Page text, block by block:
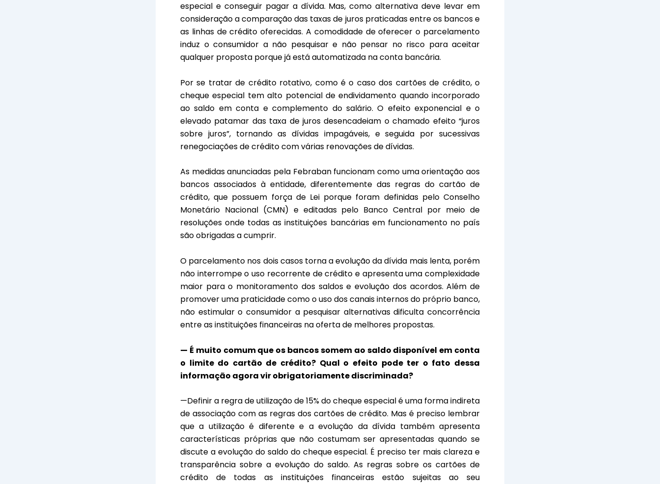
especial e conseguir pagar a dívida. Mas, como alternativa deve levar em
consideração a comparação das taxas de juros praticadas entre os bancos e
as linhas de crédito oferecidas. A comodidade de oferecer o parcelamento
induz o consumidor a não pesquisar e não pensar no risco para aceitar
qualquer proposta porque já está automatizada na conta bancária.
Por se tratar de crédito rotativo, como é o caso dos cartões de crédito, o
cheque especial tem alto potencial de endividamento quando incorporado
ao saldo em conta e complemento do salário. O efeito exponencial e o
elevado patamar das taxa de juros desencadeiam o chamado efeito “juros
sobre juros”, tornando as dívidas impagáveis, e seguida por sucessivas
renegociações de crédito com várias renovações de dívidas.
As medidas anunciadas pela Febraban funcionam como uma orientação aos
bancos associados à entidade, diferentemente das regras do cartão de
crédito, que possuem força de Lei porque foram definidas pelo Conselho
Monetário Nacional (CMN) e editadas pelo Banco Central por meio de
resoluções onde todas as instituições bancárias em funcionamento no país
são obrigadas a cumprir.
O parcelamento nos dois casos torna a evolução da dívida mais lenta, porém
não interrompe o uso recorrente de crédito e apresenta uma complexidade
maior para o monitoramento dos saldos e evolução dos acordos. Além de
promover uma praticidade como o uso dos canais internos do próprio banco,
não estimular o consumidor a pesquisar alternativas dificulta concorrência
entre as instituições financeiras na oferta de melhores propostas.
— É muito comum que os bancos somem ao saldo disponível em conta
o limite do cartão de crédito? Qual o efeito pode ter o fato dessa
informação agora vir obrigatoriamente discriminada?
—Definir a regra de utilização de 15% do cheque especial é uma forma indireta
de associação com as regras dos cartões de crédito. Mas é preciso lembrar
que a utilização é diferente e a evolução da dívida também apresenta
características próprias que não costumam ser apresentadas quando se
discute a evolução do saldo do cheque especial. É preciso ter mais clareza e
transparência sobre a evolução do saldo. As regras sobre os cartões de
crédito de todas as instituições financeiras estão sujeitas ao seu